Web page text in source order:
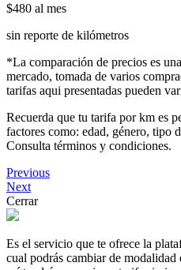
$480 al mes
sin reporte de kilómetros
*La comparación de precios es
mercado, tomada de varios
tarifas aqui presentadas pueden
Recuerda que tu tarifa por km es
factores como: edad, género, tipo
Consulta términos y condiciones.
Previous
Next
Cerrar
Es el servicio que te ofrece la
cual podrás cambiar de